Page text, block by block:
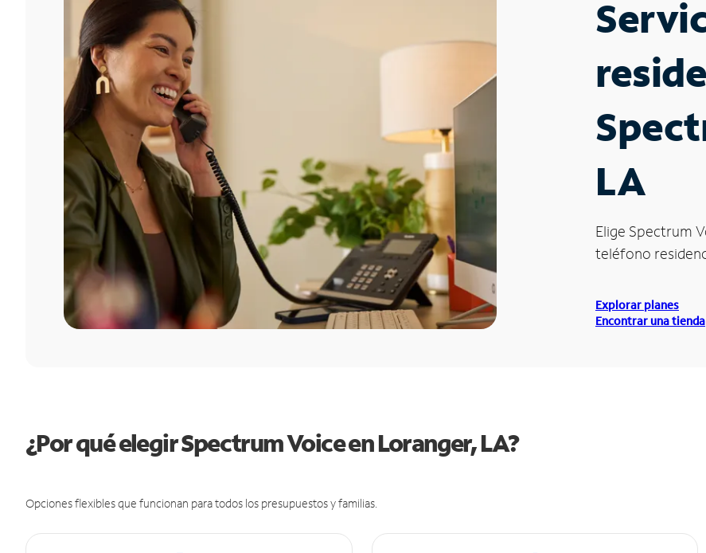
LA
Elige Spectrum
teléfono
Explorar planes
Encontrar una tienda
¿Por qué elegir Spectrum Voice en Loranger, LA?
Opciones flexibles que funcionan para todos los presupuestos y familias.